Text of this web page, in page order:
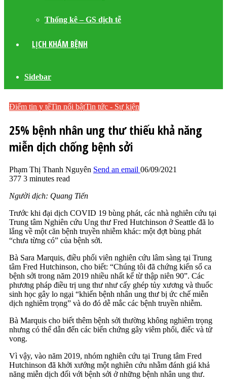
Thống kê – GS dịch tễ
LỊCH KHÁM BỆNH
Sidebar
Điểm tin y tếTin nổi bậtTin tức - Sự kiện
25% bệnh nhân ung thư thiếu khả năng
miễn dịch chống bệnh sởi
Phạm Thị Thanh Nguyên Send an email 06/09/2021
377 3 minutes read
Người dịch: Quang Tiến
Trước khi đại dịch COVID 19 bùng phát, các nhà nghiên cứu tại
Trung tâm Nghiên cứu Ung thư Fred Hutchinson ở Seattle đã lo
lắng về một căn bệnh truyền nhiễm khác: một đợt bùng phát
“chưa từng có” của bệnh sởi.
Bà Sara Marquis, điều phối viên nghiên cứu lâm sàng tại Trung
tâm Fred Hutchinson, cho biết: “Chúng tôi đã chứng kiến số ca
bệnh sởi trong năm 2019 nhiều nhất kể từ thập niên 90”. Các
phương pháp điều trị ung thư như cấy ghép tủy xương và thuốc
sinh học gây lo ngại “khiến bệnh nhân ung thư bị ức chế miễn
dịch nghiêm trọng” và do đó dễ mắc các bệnh truyền nhiễm.
Bà Marquis cho biết thêm bệnh sởi thường không nghiêm trọng
nhưng có thể dẫn đến các biến chứng gây viêm phổi, điếc và tử
vong.
Vì vậy, vào năm 2019, nhóm nghiên cứu tại Trung tâm Fred
Hutchinson đã khởi xướng một nghiên cứu nhằm đánh giá khả
năng miễn dịch đối với bệnh sởi ở những bệnh nhân ung thư.